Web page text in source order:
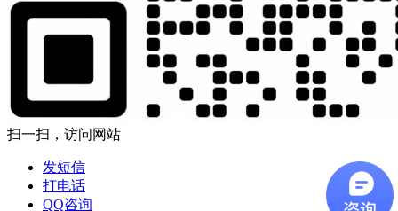
扫一扫，访问网站
发短信
打电话
QQ咨询